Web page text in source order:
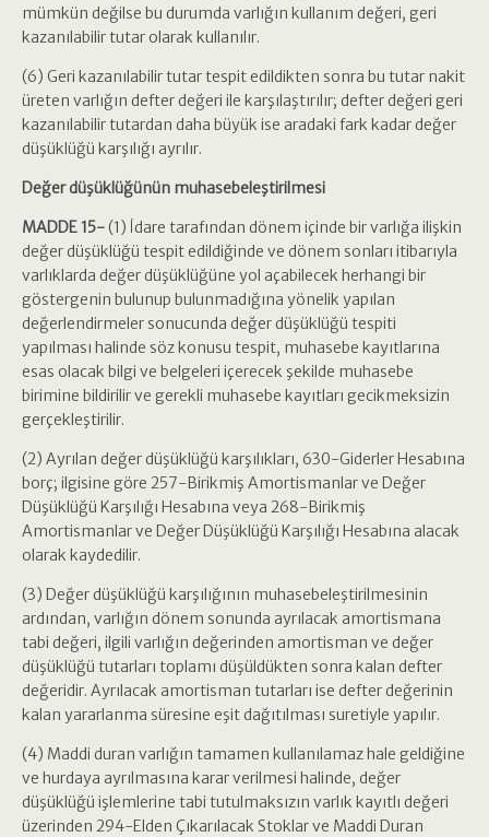
mümkün değilse bu durumda varlığın kullanım değeri, geri
kazanılabilir tutar olarak kullanılır.
(6) Geri kazanılabilir tutar tespit edildikten sonra bu tutar nakit
üreten varlığın defter değeri ile karşılaştırılır; defter değeri geri
kazanılabilir tutardan daha büyük ise aradaki fark kadar değer
düşüklüğü karşılığı ayrılır.
Değer düşüklüğünün muhasebeleştirilmesi
MADDE 15-(1) İdare tarafından dönem içinde bir varlığa ilişkin
değer düşüklüğü tespit edildiğinde ve dönem sonları itibarıyla
varlıklarda değer düşüklüğüne yol açabilecek herhangi bir
göstergenin bulunup bulunmadığına yönelik yapılan
değerlendirmeler sonucunda değer düşüklüğü tespiti
yapılması halinde söz konusu tespit, muhasebe kayıtlarına
esas olacak bilgi ve belgeleri içerecek şekilde muhasebe
birimine bildirilir ve gerekli muhasebe kayıtları gecikmeksizin
gerçekleştirilir.
(2) Ayrılan değer düşüklüğü karşılıkları, 630-Giderler Hesabına
borç; ilgisine göre 257-Birikmiş Amortismanlar ve Değer
Düşüklüğü Karşılığı Hesabına veya 268-Birikmiş
Amortismanlar ve Değer Düşüklüğü Karşılığı Hesabına alacak
olarak kaydedilir.
(3) Değer düşüklüğü karşılığının muhasebeleştirilmesinin
ardından, varlığın dönem sonunda ayrılacak amortismana
tabi değeri, ilgili varlığın değerinden amortisman ve değer
düşüklüğü tutarları toplamı düşüldükten sonra kalan defter
değeridir. Ayrılacak amortisman tutarları ise defter değerinin
kalan yararlanma süresine eşit dağıtılması suretiyle yapılır.
(4) Maddi duran varlığın tamamen kullanılamaz hale geldiğine
ve hurdaya ayrılmasına karar verilmesi halinde, değer
düşüklüğü işlemlerine tabi tutulmaksızın varlık kayıtlı değeri
üzerinden 294-Elden Çıkarılacak Stoklar ve Maddi Duran